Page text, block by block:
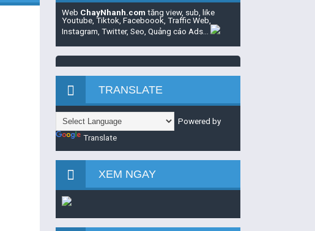
Web ChayNhanh.com tăng view, sub, like
Youtube, Tiktok, Faceboook, Traffic Web,
Instagram, Twitter, Seo, Quảng cáo Ads...
TRANSLATE
Powered by
Translate
XEM NGAY